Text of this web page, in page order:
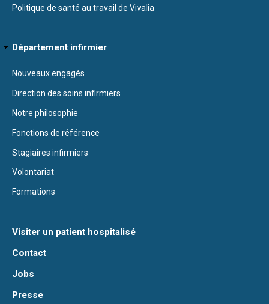
Politique de santé au travail de Vivalia
Département infirmier
Nouveaux engagés
Direction des soins infirmiers
Notre philosophie
Fonctions de référence
Stagiaires infirmiers
Volontariat
Formations
Visiter un patient hospitalisé
Contact
Jobs
Presse